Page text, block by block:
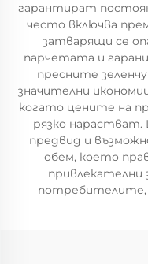
гарантират
често включва
затварящи се
парчетата и
пресните
значителни
когато цените на
рязко
предвид и
обем, което
привлекателни